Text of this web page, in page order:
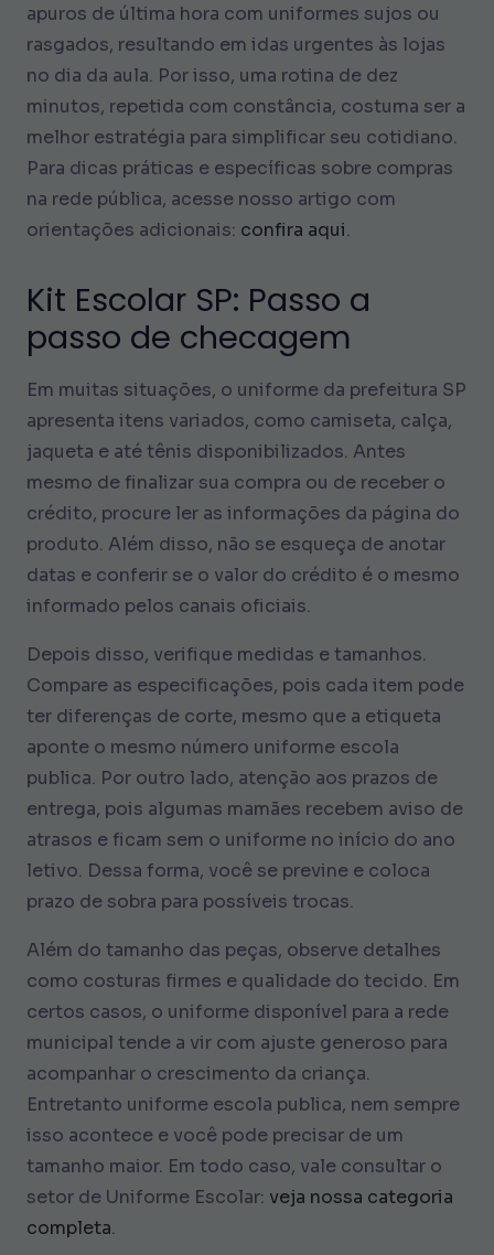
apuros de última hora com uniformes sujos ou
rasgados, resultando em idas urgentes às lojas
no dia da aula. Por isso, uma rotina de dez
minutos, repetida com constância, costuma ser a
melhor estratégia para simplificar seu cotidiano.
Para dicas práticas e específicas sobre compras
na rede pública, acesse nosso artigo com
orientações adicionais: confira aqui.
Kit Escolar SP: Passo a
passo de checagem
Em muitas situações, o uniforme da prefeitura SP
apresenta itens variados, como camiseta, calça,
jaqueta e até tênis disponibilizados. Antes
mesmo de finalizar sua compra ou de receber o
crédito, procure ler as informações da página do
produto. Além disso, não se esqueça de anotar
datas e conferir se o valor do crédito é o mesmo
informado pelos canais oficiais.
Depois disso, verifique medidas e tamanhos.
Compare as especificações, pois cada item pode
ter diferenças de corte, mesmo que a etiqueta
aponte o mesmo número uniforme escola
publica. Por outro lado, atenção aos prazos de
entrega, pois algumas mamães recebem aviso de
atrasos e ficam sem o uniforme no início do ano
letivo. Dessa forma, você se previne e coloca
prazo de sobra para possíveis trocas.
Além do tamanho das peças, observe detalhes
como costuras firmes e qualidade do tecido. Em
certos casos, o uniforme disponível para a rede
municipal tende a vir com ajuste generoso para
acompanhar o crescimento da criança.
Entretanto uniforme escola publica, nem sempre
isso acontece e você pode precisar de um
tamanho maior. Em todo caso, vale consultar o
setor de Uniforme Escolar: veja nossa categoria
completa.